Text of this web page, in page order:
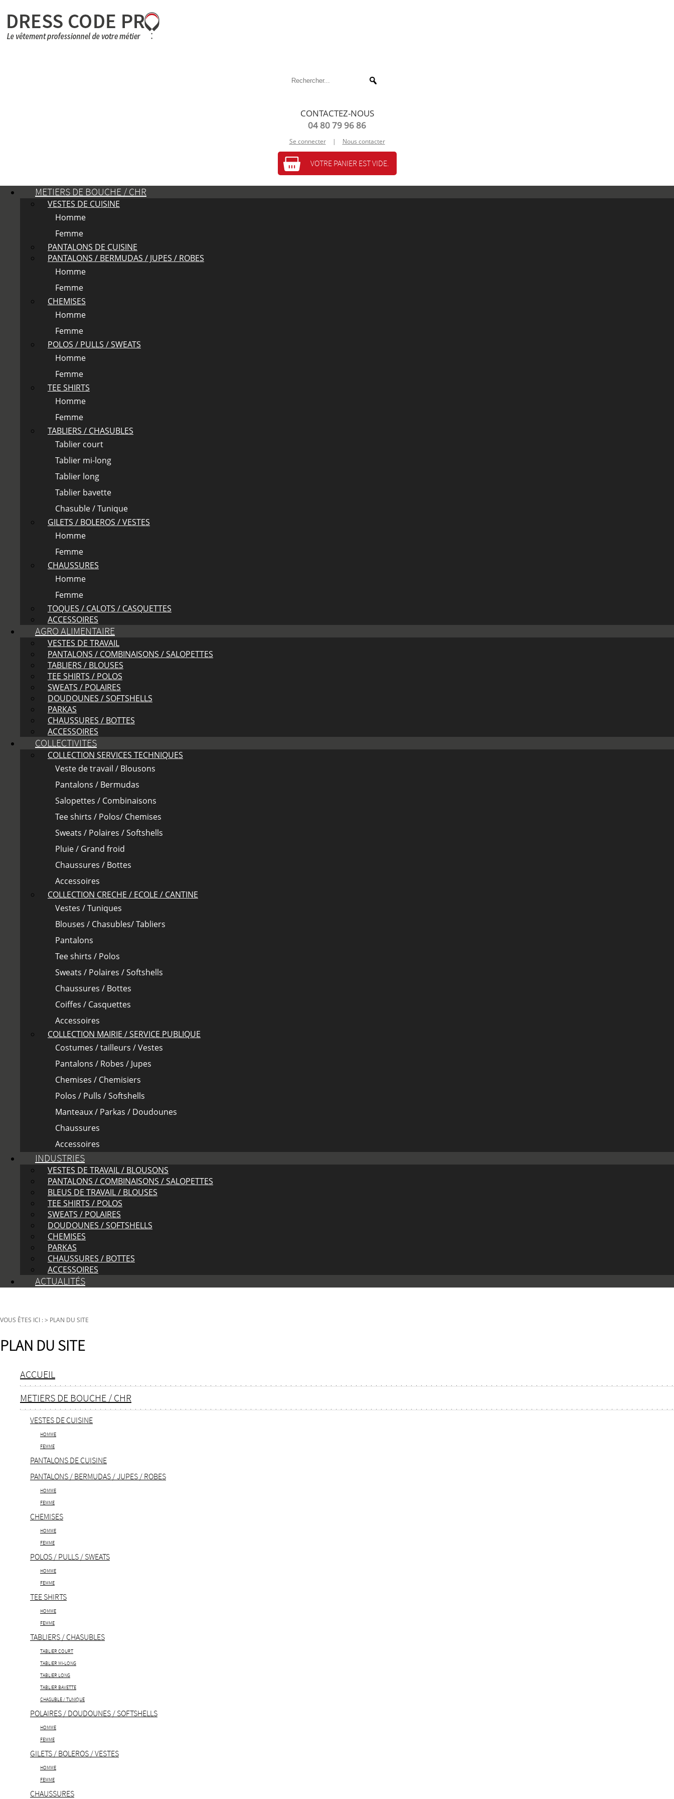
CONTACTEZ-NOUS
04 80 79 96 86
Se connecter | Nous contacter
VOTRE PANIER EST VIDE.
METIERS DE BOUCHE / CHR
VESTES DE CUISINE
Homme
Femme
PANTALONS DE CUISINE
PANTALONS / BERMUDAS / JUPES / ROBES
Homme
Femme
CHEMISES
Homme
Femme
POLOS / PULLS / SWEATS
Homme
Femme
TEE SHIRTS
Homme
Femme
TABLIERS / CHASUBLES
Tablier court
Tablier mi-long
Tablier long
Tablier bavette
Chasuble / Tunique
GILETS / BOLEROS / VESTES
Homme
Femme
CHAUSSURES
Homme
Femme
TOQUES / CALOTS / CASQUETTES
ACCESSOIRES
AGRO ALIMENTAIRE
VESTES DE TRAVAIL
PANTALONS / COMBINAISONS / SALOPETTES
TABLIERS / BLOUSES
TEE SHIRTS / POLOS
SWEATS / POLAIRES
DOUDOUNES / SOFTSHELLS
PARKAS
CHAUSSURES / BOTTES
ACCESSOIRES
COLLECTIVITES
COLLECTION SERVICES TECHNIQUES
Veste de travail / Blousons
Pantalons / Bermudas
Salopettes / Combinaisons
Tee shirts / Polos/ Chemises
Sweats / Polaires / Softshells
Pluie / Grand froid
Chaussures / Bottes
Accessoires
COLLECTION CRECHE / ECOLE / CANTINE
Vestes / Tuniques
Blouses / Chasubles/ Tabliers
Pantalons
Tee shirts / Polos
Sweats / Polaires / Softshells
Chaussures / Bottes
Coiffes / Casquettes
Accessoires
COLLECTION MAIRIE / SERVICE PUBLIQUE
Costumes / tailleurs / Vestes
Pantalons / Robes / Jupes
Chemises / Chemisiers
Polos / Pulls / Softshells
Manteaux / Parkas / Doudounes
Chaussures
Accessoires
INDUSTRIES
VESTES DE TRAVAIL / BLOUSONS
PANTALONS / COMBINAISONS / SALOPETTES
BLEUS DE TRAVAIL / BLOUSES
TEE SHIRTS / POLOS
SWEATS / POLAIRES
DOUDOUNES / SOFTSHELLS
CHEMISES
PARKAS
CHAUSSURES / BOTTES
ACCESSOIRES
ACTUALITÉS
VOUS ÊTES ICI :> PLAN DU SITE
PLAN DU SITE
ACCUEIL
METIERS DE BOUCHE / CHR
VESTES DE CUISINE
HOMME
FEMME
PANTALONS DE CUISINE
PANTALONS / BERMUDAS / JUPES / ROBES
HOMME
FEMME
CHEMISES
HOMME
FEMME
POLOS / PULLS / SWEATS
HOMME
FEMME
TEE SHIRTS
HOMME
FEMME
TABLIERS / CHASUBLES
TABLIER COURT
TABLIER MI-LONG
TABLIER LONG
TABLIER BAVETTE
CHASUBLE / TUNIQUE
POLAIRES / DOUDOUNES / SOFTSHELLS
HOMME
FEMME
GILETS / BOLEROS / VESTES
HOMME
FEMME
CHAUSSURES